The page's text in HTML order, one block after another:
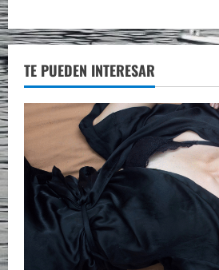
TE PUEDEN INTERESAR